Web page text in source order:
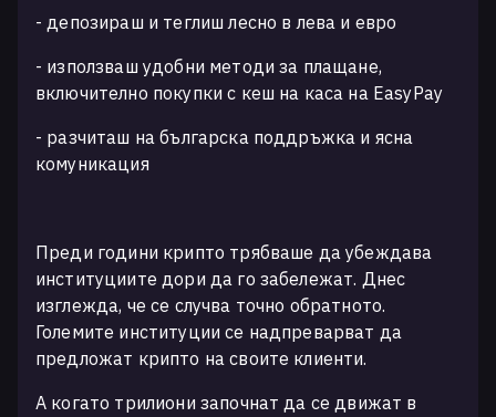
- депозираш и теглиш лесно в лева и евро
- използваш удобни методи за плащане,
включително покупки с кеш на каса на EasyPay
- разчиташ на българска поддръжка и ясна
комуникация
Преди години крипто трябваше да убеждава
институциите дори да го забележат. Днес
изглежда, че се случва точно обратното.
Големите институции се надпреварват да
предложат крипто на своите клиенти.
А когато трилиони започнат да се движат в